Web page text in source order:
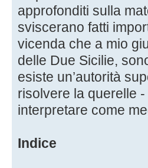
approfonditi sulla
sviscerano fatti
vicenda che a mio
delle Due Sicilie,
esiste un’autorità
risolvere la querelle
interpretare come
Indice